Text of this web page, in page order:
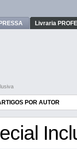
Livraria
POR AUTOR